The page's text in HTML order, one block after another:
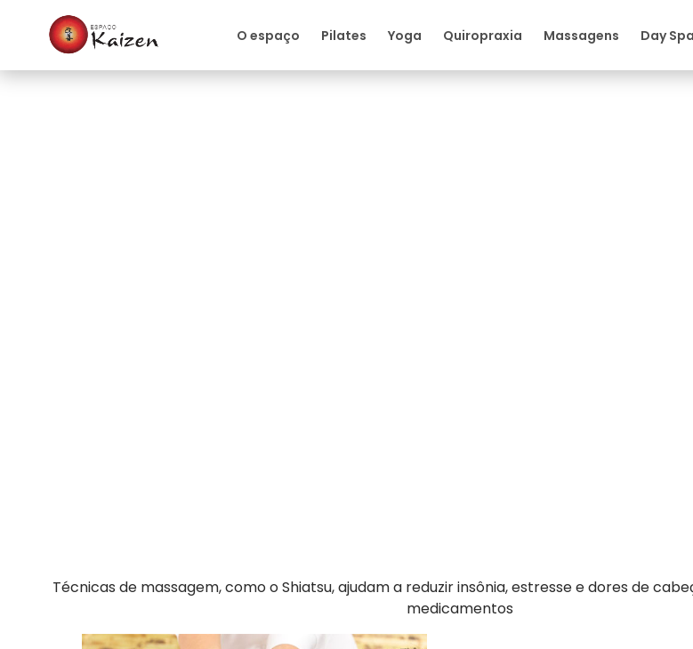
O espaço Pilates Yoga Quiropraxia Massagens Day Spa
Técnicas de massagem, como o Shiatsu, ajudam a reduzir insônia, estresse e dores de
medicamentos